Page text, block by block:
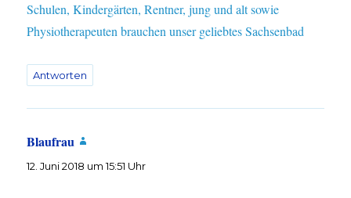
Schulen, Kindergärten, Rentner, jung und alt sowie
Physiotherapeuten brauchen unser geliebtes Sachsenbad
Antworten
Blaufrau
12. Juni 2018 um 15:51 Uhr